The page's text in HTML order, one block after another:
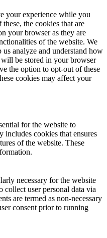
your experience while you
the cookies that are
your browser as they are
of the website. We
analyze and understand how
be stored in your browser
the option to opt-out of these
cookies may affect your
for the website to
cookies that ensures
of the website. These
necessary for the website
collect user personal data via
are termed as non-necessary
consent prior to running